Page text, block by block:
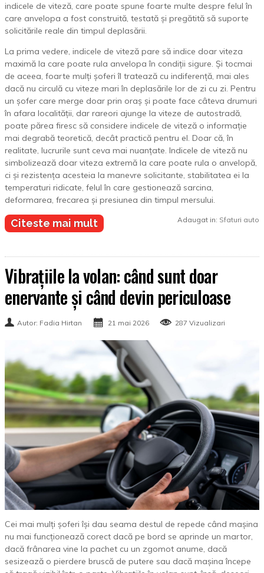
indicele de viteză, care poate spune foarte multe despre felul în
care anvelopa a fost construită, testată și pregătită să suporte
solicitările reale din timpul deplasării.
La prima vedere, indicele de viteză pare să indice doar viteza
maximă la care poate rula anvelopa în condiții sigure. Și tocmai
de aceea, foarte mulți șoferi îl tratează cu indiferență, mai ales
dacă nu circulă cu viteze mari în deplasările lor de zi cu zi. Pentru
un șofer care merge doar prin oraș și poate face câteva drumuri
în afara localității, dar rareori ajunge la viteze de autostradă,
poate părea firesc să considere indicele de viteză o informație
mai degrabă teoretică, decât practică pentru el. Doar că, în
realitate, lucrurile sunt ceva mai nuanțate. Indicele de viteză nu
simbolizează doar viteza extremă la care poate rula o anvelopă,
ci și rezistența acesteia la manevre solicitante, stabilitatea ei la
temperaturi ridicate, felul în care gestionează sarcina,
deformarea, frecarea și presiunea din timpul mersului.
Citeste mai mult Adaugat in: Sfaturi auto
Vibrațiile la volan: când sunt doar
enervante și când devin periculoase
Autor: Fadia Hirtan 21 mai 2026 287 Vizualizari
Cei mai mulți șoferi își dau seama destul de repede când mașina
nu mai funcționează corect dacă pe bord se aprinde un martor,
dacă frânarea vine la pachet cu un zgomot anume, dacă
sesizează o pierdere bruscă de putere sau dacă mașina începe